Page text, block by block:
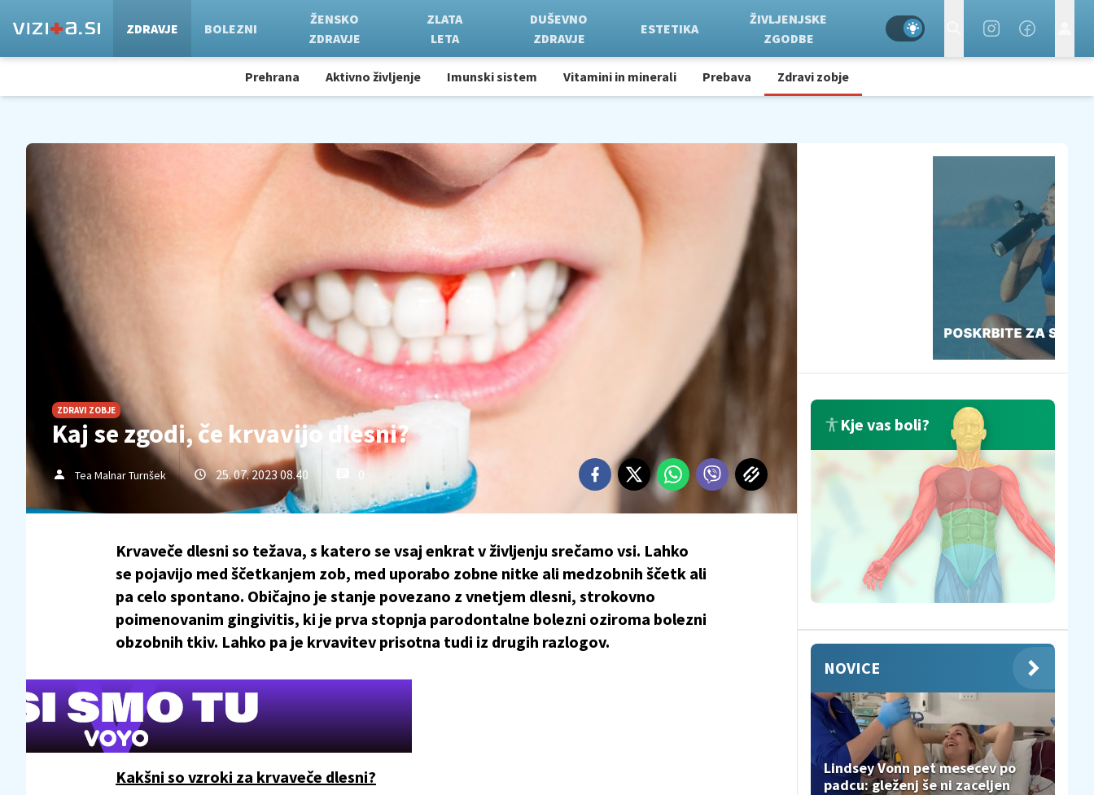
ZDRAVJE BOLEZNI
ŽENSKO
ZDRAVJE
ZLATA
LETA
DUŠEVNO
ZDRAVJE
ESTETIKA
ŽIVLJENJSKE
ZGODBE
Prehrana Aktivno življenje Imunski sistem Vitamini in minerali Prebava Zdravi zobje
ZDRAVI ZOBJE
Kaj se zgodi, če krvavijo dlesni?
Tea Malnar Turnšek 25. 07. 2023 08.40 0
Krvaveče dlesni so težava, s katero se vsaj enkrat v življenju srečamo vsi. Lahko
se pojavijo med ščetkanjem zob, med uporabo zobne nitke ali medzobnih ščetk ali
pa celo spontano. Običajno je stanje povezano z vnetjem dlesni, strokovno
poimenovanim gingivitis, ki je prva stopnja parodontalne bolezni oziroma bolezni
obzobnih tkiv. Lahko pa je krvavitev prisotna tudi iz drugih razlogov.
Kakšni so vzroki za krvaveče dlesni?
Kje vas boli?
NOVICE
Lindsey Vonn pet mesecev po
padcu: gleženj še ni zaceljen